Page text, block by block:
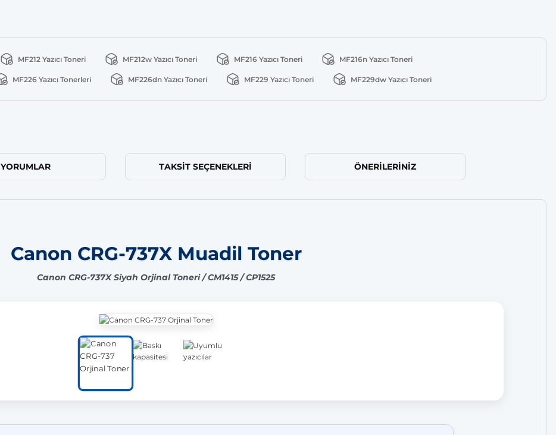
MF212 Yazıcı Toneri MF212w Yazıcı Toneri MF216 Yazıcı Toneri MF216n Yazıcı Toneri
MF226 Yazıcı Tonerleri MF226dn Yazıcı Toneri MF229 Yazıcı Toneri MF229dw Yazıcı Toneri
YORUMLAR TAKSIT SEÇENEKLERI ÖNERILERINIZ
Canon CRG-737X Muadil Toner
Canon CRG-737X Siyah Orjinal Toneri / CM1415 / CP1525